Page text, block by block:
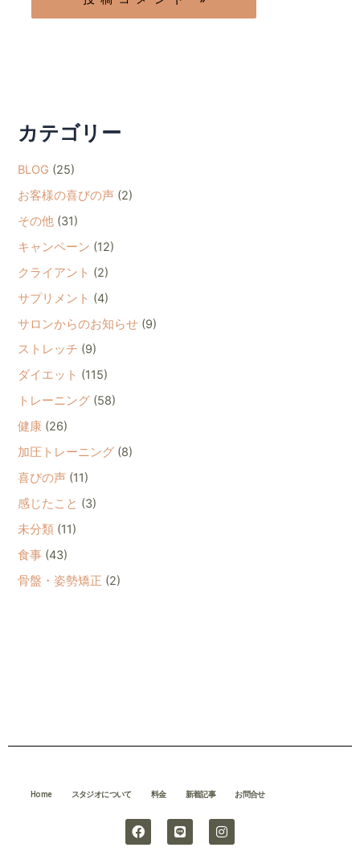
カテゴリー
BLOG (25)
お客様の喜びの声 (2)
その他 (31)
キャンペーン (12)
クライアント (2)
サプリメント (4)
サロンからのお知らせ (9)
ストレッチ (9)
ダイエット (115)
トレーニング (58)
健康 (26)
加圧トレーニング (8)
喜びの声 (11)
感じたこと (3)
未分類 (11)
食事 (43)
骨盤・姿勢矯正 (2)
Home スタジオについて 料金 新着記事 お問合せ
F
a
L
i
I
n